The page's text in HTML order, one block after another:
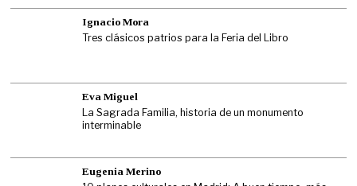
Ignacio Mora
Tres clásicos patrios para la Feria del Libro
Eva Miguel
La Sagrada Familia, historia de un monumento
interminable
Eugenia Merino